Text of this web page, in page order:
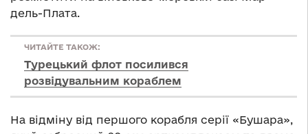
дель-Плата.
ЧИТАЙТЕ ТАКОЖ:
Турецький флот посилився
розвідувальним кораблем
На відміну від першого корабля серії «Бушара»,